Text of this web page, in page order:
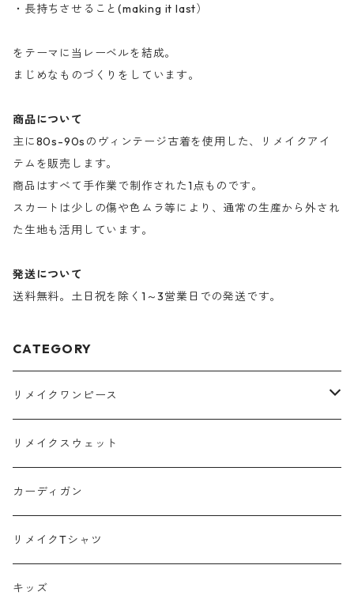
・長持ちさせること(making it last）
をテーマに当レーベルを結成。
まじめなものづくりをしています。
商品について
主に80s-90sのヴィンテージ古着を使用した、リメイクアイ
テムを販売します。
商品はすべて手作業で制作された1点ものです。
スカートは少しの傷や色ムラ等により、通常の生産から外され
た生地も活用しています。
発送について
送料無料。土日祝を除く1～3営業日での発送です。
CATEGORY
リメイクワンピース
Tシャツ
スウェット
ポロシャツ
リメイクスウェット
カーディガン
リメイクTシャツ
キッズ